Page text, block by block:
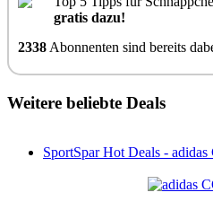
gratis dazu!
2338 Abonnenten sind bereits
Weitere beliebte Deals
SportSpar Hot Deals -